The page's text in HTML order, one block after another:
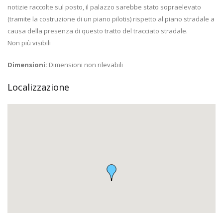
notizie raccolte sul posto, il palazzo sarebbe stato sopraelevato
(tramite la costruzione di un piano pilotis) rispetto al piano stradale a
causa della presenza di questo tratto del tracciato stradale.
Non più visibili
Dimensioni: Dimensioni non rilevabili
Localizzazione